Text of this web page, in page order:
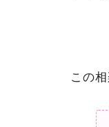
この